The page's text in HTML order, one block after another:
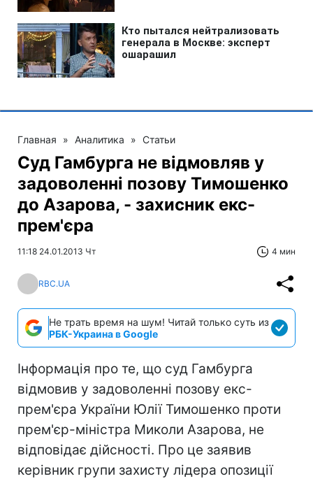
Главная » Аналитика » Статьи
Cуд Гамбурга не відмовляв у
задоволенні позову Тимошенко
до Азарова, - захисник екс-
прем'єра
11:18 24.01.2013 Чт 4 мин
RBC.UA
Не трать время на шум! Читай только суть из
РБК-Украина в Google
Інформація про те, що суд Гамбурга
відмовив у задоволенні позову екс-
прем'єра України Юлії Тимошенко проти
прем'єр-міністра Миколи Азарова, не
відповідає дійсності. Про це заявив
керівник групи захисту лідера опозиції